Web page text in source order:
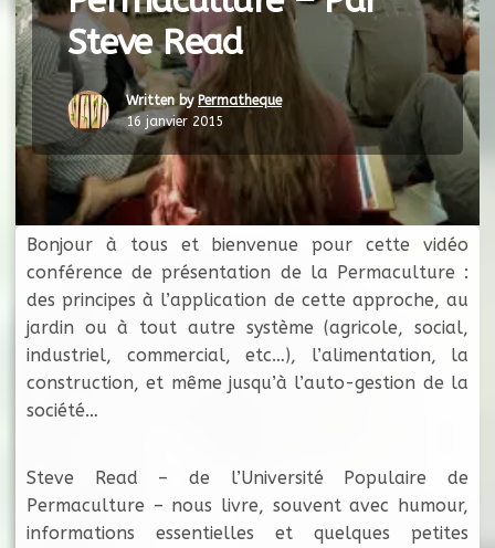
Steve Read
Written by Permatheque
16 janvier 2015
Bonjour à tous et bienvenue pour cette vidéo
conférence de présentation de la Permaculture :
des principes à l’application de cette approche, au
jardin ou à tout autre système (agricole, social,
industriel, commercial, etc…), l’alimentation, la
construction, et même jusqu’à l’auto-gestion de la
société…
Steve Read – de l’Université Populaire de
Permaculture – nous livre, souvent avec humour,
informations essentielles et quelques petites